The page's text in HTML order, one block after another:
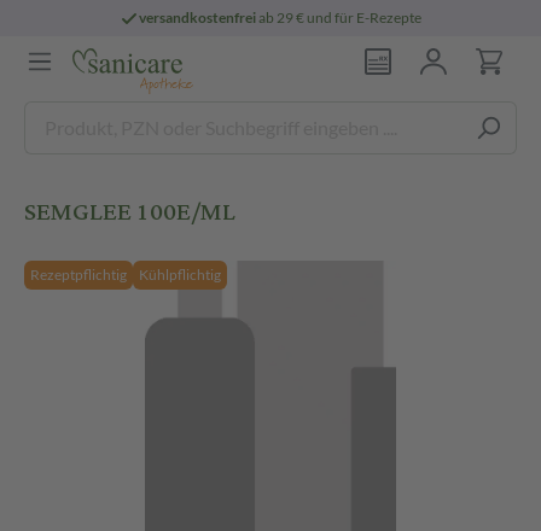
versandkostenfreiab 29 € und für E-Rezepte
SEMGLEE 100E/ML
Rezeptpflichtig Kühlpflichtig